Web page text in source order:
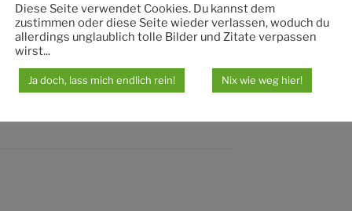
Diese Seite verwendet Cookies. Du kannst dem
zustimmen oder diese Seite wieder verlassen, woduch du
allerdings unglaublich tolle Bilder und Zitate verpassen
wirst...
Ja doch, lass mich endlich rein! Nix wie weg hier!